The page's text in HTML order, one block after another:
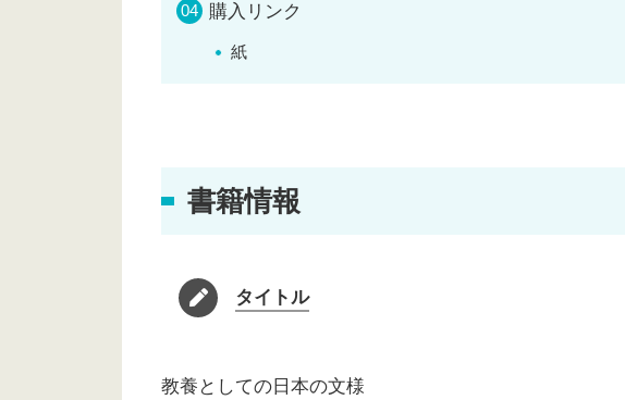
購入リンク
紙
書籍情報
タイトル
教養としての日本の文様